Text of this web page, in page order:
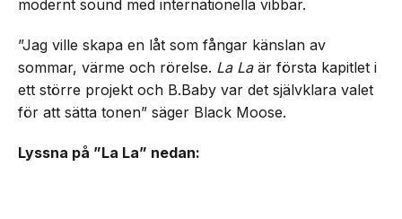
modernt sound med internationella vibbar.
”Jag ville skapa en låt som fångar känslan av
sommar, värme och rörelse. La Laär första kapitlet i
ett större projekt och B.Baby var det självklara valet
för att sätta tonen” säger Black Moose.
Lyssna på ”La La” nedan: